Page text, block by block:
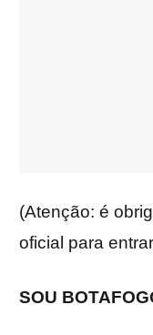
(Atenção: é
oficial para
SOU